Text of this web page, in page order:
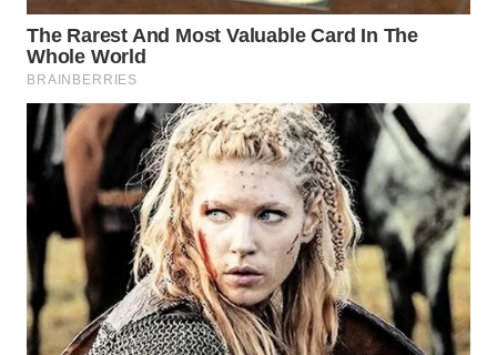
WN
SIMALUNGUN
WN
LABUHANBATU
WN
TAPANULI
TENGAH
WN DELI
SERDANG